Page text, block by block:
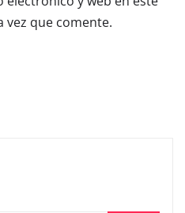
vez que comente.